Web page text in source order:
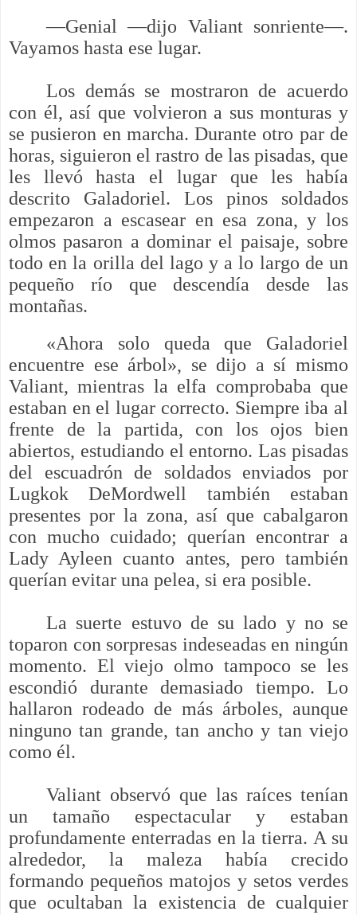
—Genial —dijo Valiant sonriente—.
Vayamos hasta ese lugar.
Los demás se mostraron de acuerdo
con él, así que volvieron a sus monturas y
se pusieron en marcha. Durante otro par de
horas, siguieron el rastro de las pisadas, que
les llevó hasta el lugar que les había
descrito Galadoriel. Los pinos soldados
empezaron a escasear en esa zona, y los
olmos pasaron a dominar el paisaje, sobre
todo en la orilla del lago y a lo largo de un
pequeño río que descendía desde las
montañas.
«Ahora solo queda que Galadoriel
encuentre ese árbol», se dijo a sí mismo
Valiant, mientras la elfa comprobaba que
estaban en el lugar correcto. Siempre iba al
frente de la partida, con los ojos bien
abiertos, estudiando el entorno. Las pisadas
del escuadrón de soldados enviados por
Lugkok DeMordwell también estaban
presentes por la zona, así que cabalgaron
con mucho cuidado; querían encontrar a
Lady Ayleen cuanto antes, pero también
querían evitar una pelea, si era posible.
La suerte estuvo de su lado y no se
toparon con sorpresas indeseadas en ningún
momento. El viejo olmo tampoco se les
escondió durante demasiado tiempo. Lo
hallaron rodeado de más árboles, aunque
ninguno tan grande, tan ancho y tan viejo
como él.
Valiant observó que las raíces tenían
un tamaño espectacular y estaban
profundamente enterradas en la tierra. A su
alrededor, la maleza había crecido
formando pequeños matojos y setos verdes
que ocultaban la existencia de cualquier